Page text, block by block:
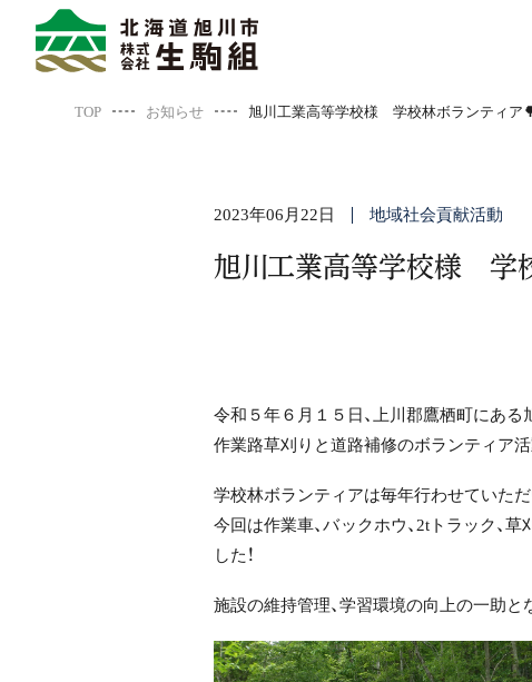
TOP お知らせ 旭川工業高等学校様 学校林ボランティア
2023年06月22日 地域社会貢献活動
旭川工業高等学校様 学校
令和５年６月１５日、上川郡鷹栖町にあ
作業路草刈りと道路補修のボランティア活
学校林ボランティアは毎年行わせていただ
今回は作業車、バックホウ、2tトラック、
した！
施設の維持管理、学習環境の向上の一助と